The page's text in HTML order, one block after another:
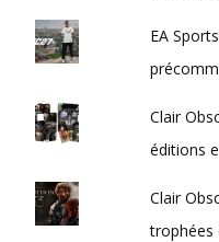
EA
Clair
éditions
Clair
trophées